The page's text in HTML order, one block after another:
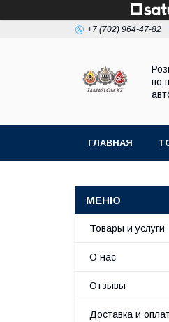
+7 (702) 964-47-82
по
ГЛАВНАЯ
Товары и услуги
О нас
Отзывы
Доставка и